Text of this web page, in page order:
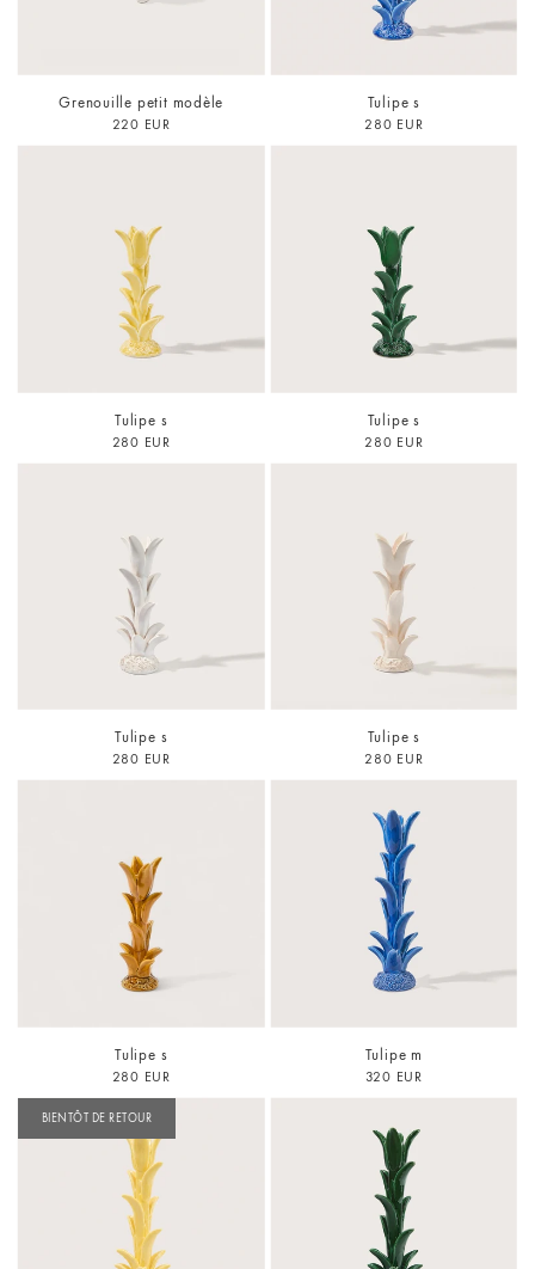
Grenouille petit modèle
220 EUR
Tulipe s
280 EUR
Tulipe s
280 EUR
Tulipe s
280 EUR
Tulipe s
280 EUR
Tulipe s
280 EUR
Tulipe s
280 EUR
Tulipe m
320 EUR
BIENTÔT DE RETOUR